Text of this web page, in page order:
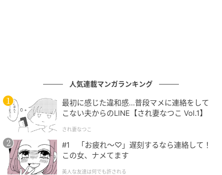
人気連載マンガランキング
最初に感じた違和感…普段マメに連絡をして
こない夫からのLINE【され妻なつこ Vol.1】
され妻なつこ
#1 「お疲れ〜♡」遅刻するなら連絡して！
この女、ナメてます
美人な友達は何でも許される